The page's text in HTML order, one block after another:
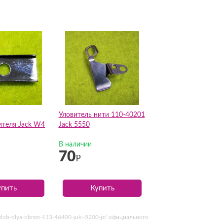
Jack W4
Уловитель нити 110-40201
Jack 5550
В наличии
70Р
Купить
dlya-obrezi-113-46400-juki-5200-jz/ официального